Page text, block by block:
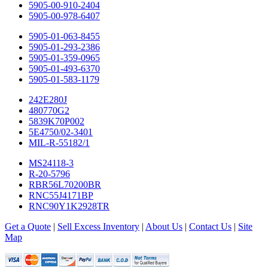
5905-00-910-2404
5905-00-978-6407
5905-01-063-8455
5905-01-293-2386
5905-01-359-0965
5905-01-493-6370
5905-01-583-1179
242E280J
480770G2
5839K70P002
5E4750/02-3401
MIL-R-55182/1
MS24118-3
R-20-5796
RBR56L70200BR
RNC55J4171BP
RNC90Y1K2928TR
Get a Quote | Sell Excess Inventory | About Us | Contact Us | Site
Map